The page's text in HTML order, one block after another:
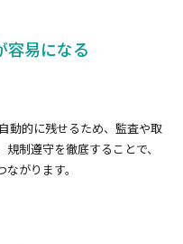
容易になる
動的に残せるため、監査や取
制遵守を徹底することで、
がります。